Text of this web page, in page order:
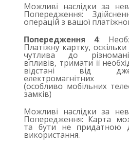
Можливі наслідки за
Попередження:
операцій з вашої
Попередження 4:
Платіжну картку,
чутлива до
впливів, тримати її
відстані від
електромагнітних
(особливо мобільних
замків)
Можливі наслідки за
Попередження: Карта
та бути не придатною
використання.